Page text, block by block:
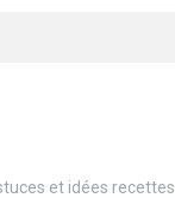
et idées recettes